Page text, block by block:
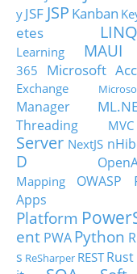
y JSF JSP Kanban
etes
LINQ
Learning
MAUI
365
Microsoft
Exchange
Manager
Threading
MVC
Server NextJS
D
Mapping
OWASP
Apps
Platform
ent PWA Python
s ReSharper RESTRust